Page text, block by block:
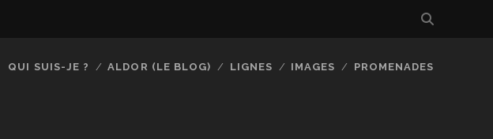
QUI SUIS-JE ? ALDOR (LE BLOG) LIGNES IMAGES PROMENADES